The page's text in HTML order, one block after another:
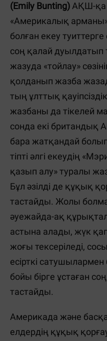
(Emily Bunting)АҚШ-қа
«Америкалық
болған екеу
соң қалай
жазуда «тойлау»
қолданып жазба
тың ұлттық
жазбаны да тікелей
сонда екі британдық
бара жатқандай
тіпті әлгі екеудің
қазып алу» туралы
Бұл әзілді де құқық
тастайды. Жолы
әуежайда-ақ
астына алады, жүк
жоғы тексеріледі,
есірткі
бойы бірге ұстаған
тастайды.
Америкада және
елдердің құқық